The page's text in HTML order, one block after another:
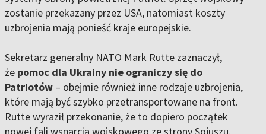
zostanie przekazany przez USA, natomiast koszty
uzbrojenia mają ponieść kraje europejskie.
Sekretarz generalny NATO Mark Rutte zaznaczył,
że pomoc dla Ukrainy nie ograniczy się do
Patriotów – obejmie również inne rodzaje uzbrojenia,
które mają być szybko przetransportowane na front.
Rutte wyraził przekonanie, że to dopiero początek